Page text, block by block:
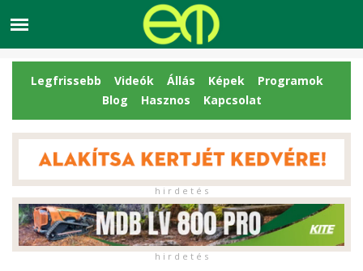
Legfrissebb Videók Állás Képek
Programok
Blog
Hasznos Kapcsolat
h i r d e t é s
h i r d e t é s